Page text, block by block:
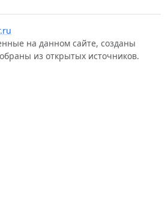
на данном сайте, созданы
из открытых источников.